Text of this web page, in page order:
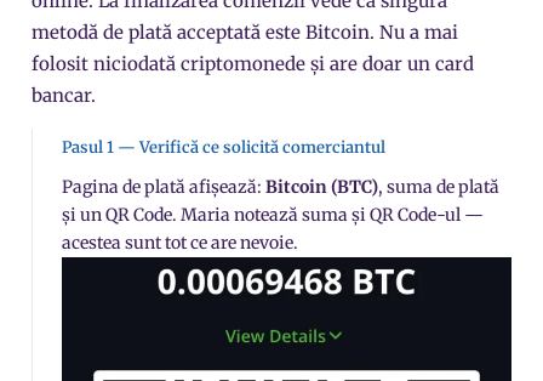
metodă de plată acceptată este Bitcoin. Nu a mai
folosit niciodată criptomonede și are doar un card
bancar.
Pasul 1 — Verifică ce solicită comerciantul
Pagina de plată afișează: Bitcoin (BTC), suma de plată
și un QR Code. Maria notează suma și QR Code-ul —
acestea sunt tot ce are nevoie.